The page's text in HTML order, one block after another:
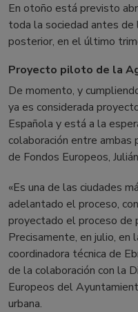
En otoño está previsto
toda la sociedad antes
posterior, en el último
Proyecto piloto de la
De momento, y
ya es considerada
Española y está a la
colaboración entre
de Fondos Europeos,
«Es una de las ciudades
adelantado el proceso,
proyectado el proceso de
Precisamente, en julio, en
coordinadora técnica de
de la colaboración con la
Europeos del
urbana.